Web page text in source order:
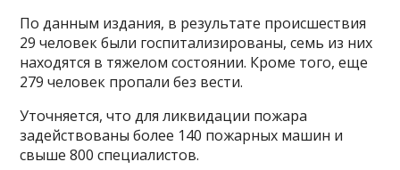
По данным издания, в результате происшествия
29 человек были госпитализированы, семь из них
находятся в тяжелом состоянии. Кроме того, еще
279 человек пропали без вести.
Уточняется, что для ликвидации пожара
задействованы более 140 пожарных машин и
свыше 800 специалистов.